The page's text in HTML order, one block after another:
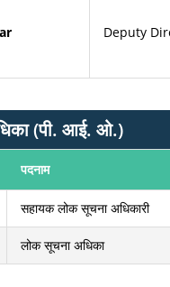
Deputy
(पी. आई. ओ.)
पदनाम
सहायक लोक सूचना अधिकारी
लोक सूचना अधिका